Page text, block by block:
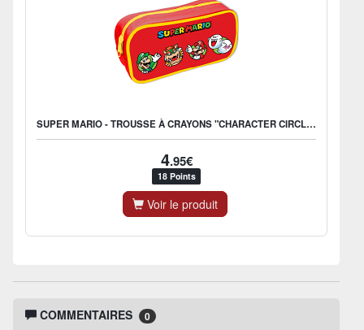
SUPER MARIO - TROUSSE À CRAYONS "CHARACTER CIRCLES"
4.95€
18 Points
Voir le produit
COMMENTAIRES 0